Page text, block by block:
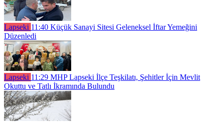
Lapseki 11:40 Küçük Sanayi Sitesi Geleneksel İftar Yemeğini
Düzenledi
Lapseki 11:29 MHP Lapseki İlçe Teşkilatı, Şehitler İçin Mevlit
Okuttu ve Tatlı İkramında Bulundu